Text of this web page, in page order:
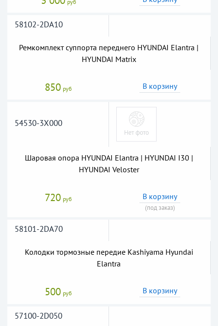
руб
58102-2DA10
Ремкомплект суппорта переднего HYUNDAI Elantra |
HYUNDAI Matrix
850 руб В корзину
54530-3X000
Шаровая опора HYUNDAI Elantra | HYUNDAI I30 |
HYUNDAI Veloster
720 руб В корзину
(под заказ)
58101-2DA70
Колодки тормозные передие Kashiyama Hyundai
Elantra
500 руб В корзину
57100-2D050